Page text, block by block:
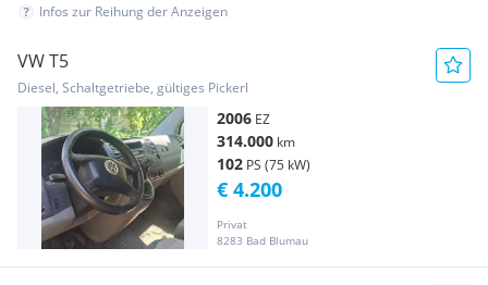
Infos zur Reihung der Anzeigen
VW T5
Diesel, Schaltgetriebe, gültiges Pickerl
2006 EZ
314.000 km
102 PS (75 kW)
Privat
8283 Bad Blumau
€ 4.200